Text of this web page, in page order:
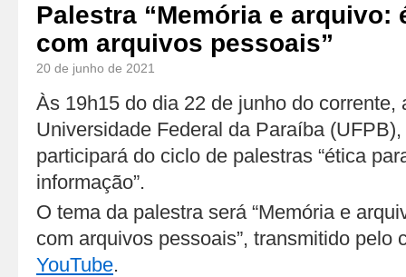
Palestra “Memória e arquivo:
com arquivos pessoais”
20 de junho de 2021
Às 19h15 do dia 22 de junho do corrente,
Universidade Federal da Paraíba
participará do ciclo de palestras “ética
informação”.
O tema da palestra será “Memória e
com arquivos pessoais”, transmitido pelo
YouTube.